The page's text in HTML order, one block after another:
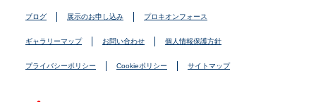
ブログ 展示のお申し込み プロキオンフォース
ギャラリーマップ お問い合わせ 個人情報保護方針
プライバシーポリシー Cookieポリシー サイトマップ